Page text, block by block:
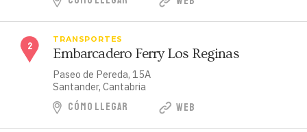
TRANSPORTES
Embarcadero Ferry Los Reginas
Paseo de Pereda, 15A
Santander, Cantabria
CÓMO LLEGAR
WEB